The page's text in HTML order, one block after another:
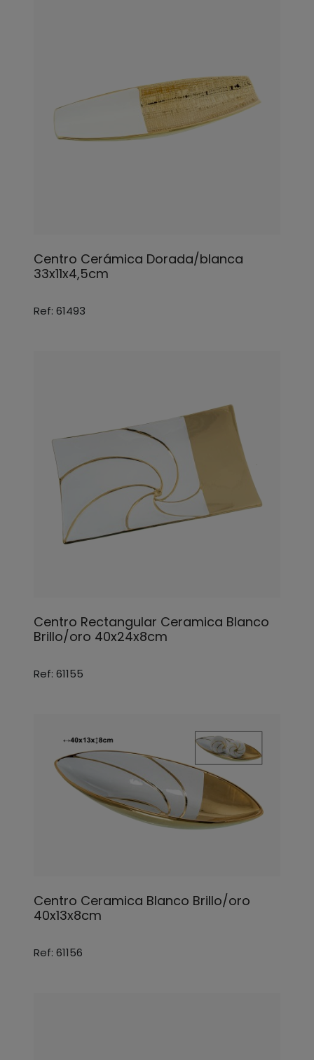
Centro Cerámica Dorada/blanca
33x11x4,5cm
Ref: 61493
Centro Rectangular Ceramica Blanco
Brillo/oro 40x24x8cm
Ref: 61155
Centro Ceramica Blanco Brillo/oro
40x13x8cm
Ref: 61156